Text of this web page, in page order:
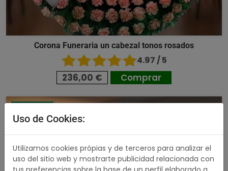
Corona Funeraria un cabezal tonos rosados
4.97 / 5
236,00 € Comprar
Uso de Cookies:
Utilizamos cookies própias y de terceros para analizar el
uso del sitio web y mostrarte publicidad relacionada con